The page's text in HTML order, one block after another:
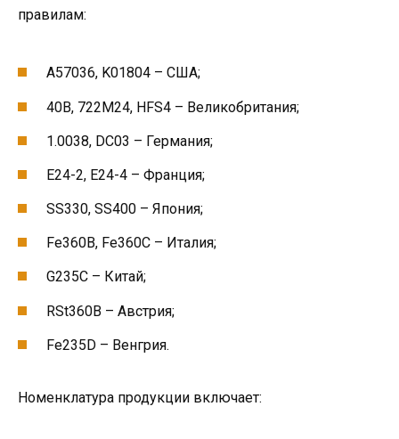
правилам:
A57036, K01804 – США;
40B, 722M24, HFS4 – Великобритания;
1.0038, DC03 – Германия;
E24-2, E24-4 – Франция;
SS330, SS400 – Япония;
Fe360B, Fe360C – Италия;
G235C – Китай;
RSt360B – Австрия;
Fe235D – Венгрия.
Номенклатура продукции включает: